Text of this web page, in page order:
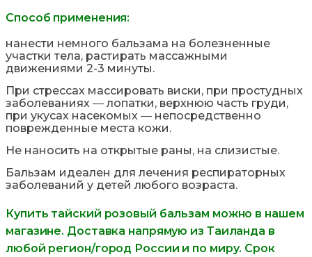
Способ применения:
нанести немного бальзама на болезненные
участки тела, растирать массажными
движениями 2-3 минуты.
При стрессах массировать виски, при простудных
заболеваниях ― лопатки, верхнюю часть груди,
при укусах насекомых ― непосредственно
поврежденные места кожи.
Не наносить на открытые раны, на слизистые.
Бальзам идеален для лечения респираторных
заболеваний у детей любого возраста.
Купить тайский розовый бальзам можно в нашем
магазине. Доставка напрямую из Таиланда в
любой регион/город России и по миру. Срок